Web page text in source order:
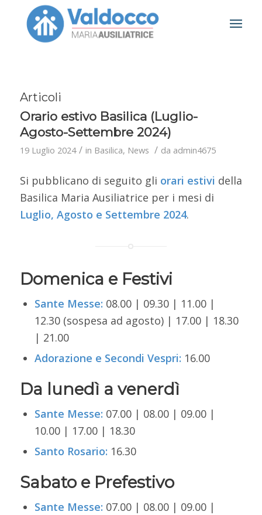
Articoli
Orario estivo Basilica (Luglio-
Agosto-Settembre 2024)
19 Luglio 2024 / in Basilica, News / da admin4675
Si pubblicano di seguito gli orari estivi della
Basilica Maria Ausiliatrice per i mesi di
Luglio, Agosto e Settembre 2024.
Domenica e Festivi
Sante Messe: 08.00 | 09.30 | 11.00 |
12.30 (sospesa ad agosto) | 17.00 | 18.30
| 21.00
Adorazione e Secondi Vespri: 16.00
Da lunedì a venerdì
Sante Messe: 07.00 | 08.00 | 09.00 |
10.00 | 17.00 | 18.30
Santo Rosario: 16.30
Sabato e Prefestivo
Sante Messe: 07.00 | 08.00 | 09.00 |